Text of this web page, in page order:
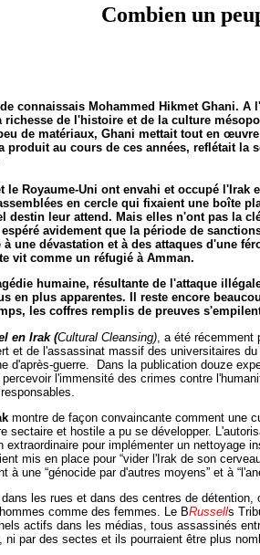
Combien un
connaissais Mohammed Hikmet Ghani.
de l'histoire et de la culture
de matériaux, Ghani mettait tout en
produit au cours de ces années, reflétait la
le Royaume-Uni ont envahi et occupé l'Irak
en cercle qui fixaient une boîte
destin leur attend. Mais elles n'ont pas la
avidement que la période de
une dévastation et à des attaques d'une
vit comme un réfugié à Amman.
humaine, résultante de l'attaque
en plus apparentes. Il reste encore
les coffres remplis de preuves
en Irak (Cultural Cleansing) , a été
et de l'assassinat massif des universitaires
d'après-guerre.
Dans la publication douze
l'immensité des crimes contre
montre de façon convaincante comment une
sectaire et hostile a pu se développer.
extraordinaire pour implémenter un nettoyage
mis en place pour “vider l'Irak de son
à une “génocide par d'autres moyens” et à
les rues et dans des centres de
comme des femmes. Le BRussells
actifs dans les médias, tous assassinés
par des sectes et ils pourraient être plus